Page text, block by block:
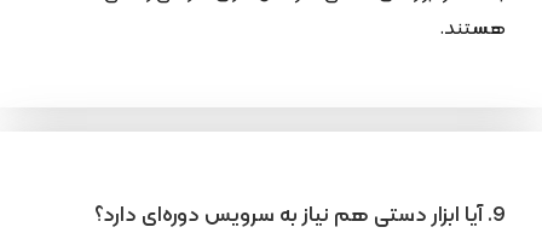
هستند.
9. آیا ابزار دستی هم نیاز به سرویس دوره‌ای دارد؟